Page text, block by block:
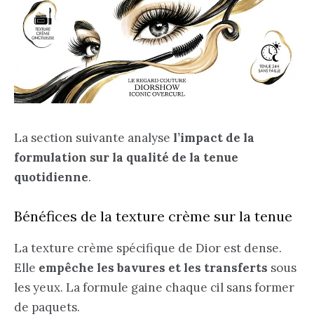
La section suivante analyse l’impact de la
formulation sur la qualité de la tenue
quotidienne.
Bénéfices de la texture crème sur la tenue
La texture crème spécifique de Dior est dense.
Elle empêche les bavures et les transferts sous
les yeux. La formule gaine chaque cil sans former
de paquets.